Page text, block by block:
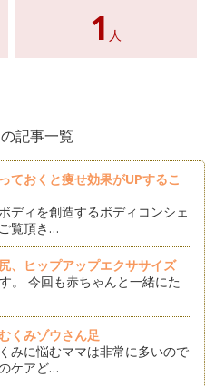
1 人
記事一覧
ておくと痩せ効果がUPするこ
ディを創造するボディコンシェ
覧頂き…
、ヒップアップエクササイズ
。 今回も赤ちゃんと一緒にた
くみゾウさん足
みに悩むママは非常に多いので
ケアど…